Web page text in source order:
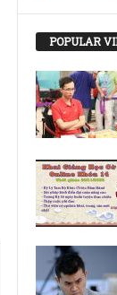
POPULAR